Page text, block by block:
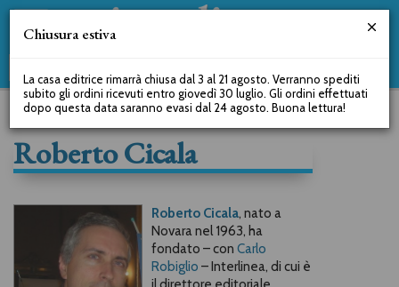
Roberto Cicala
Roberto Cicala, nato a
Novara nel 1963, ha
fondato – conCarlo
Robiglio – Interlinea, di cui è
Chiusura estiva
La casa editrice rimarrà chiusa dal 3 al 21 agosto. Verranno spediti
subito gli ordini ricevuti entro giovedì 30 luglio. Gli ordini effettuati
dopo questa data saranno evasi dal 24 agosto. Buona lettura!